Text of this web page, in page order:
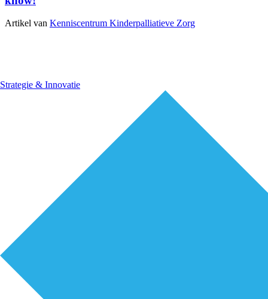
Strategie & Innovatie
Artikel van Kenniscentrum Kinderpalliatieve Zorg